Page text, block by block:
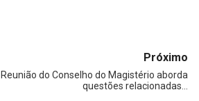
Próximo
Reunião do Conselho do Magistério aborda
questões relacionadas…